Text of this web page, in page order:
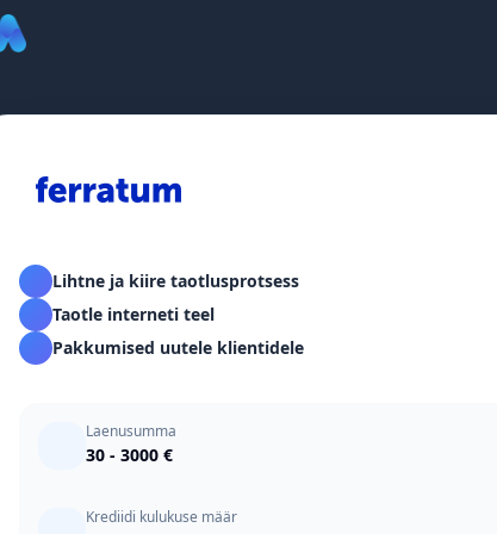
Lihtne ja kiire taotlusprotsess
Taotle interneti teel
Pakkumised uutele klientidele
Laenusumma
30 - 3000 €
Krediidi kulukuse määr